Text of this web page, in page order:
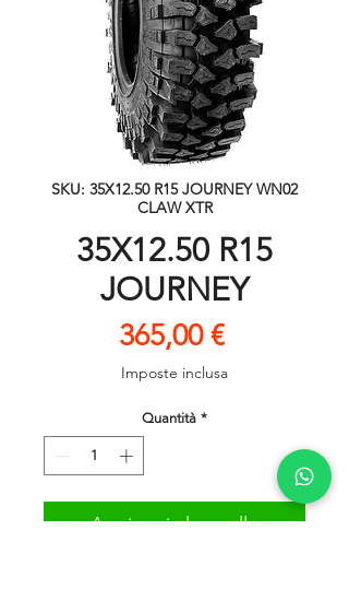
SKU: 35X12.50 R15 JOURNEY WN02
CLAW XTR
35X12.50 R15
JOURNEY
365,00 €Prezzo
Imposte inclusa
Quantità *
Aggiungi al carrello